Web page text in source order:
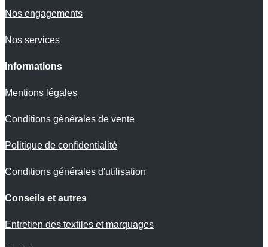
Nos engagements
Nos services
Informations
Mentions légales
Conditions générales de vente
Politique de confidentialité
Conditions générales d'utilisation
Conseils et autres
Entretien des textiles et marquages